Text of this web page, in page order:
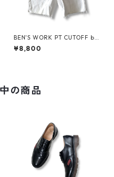
BEN'S WORK PT CUTOFF by
Ben Davis
¥8,800
の商品